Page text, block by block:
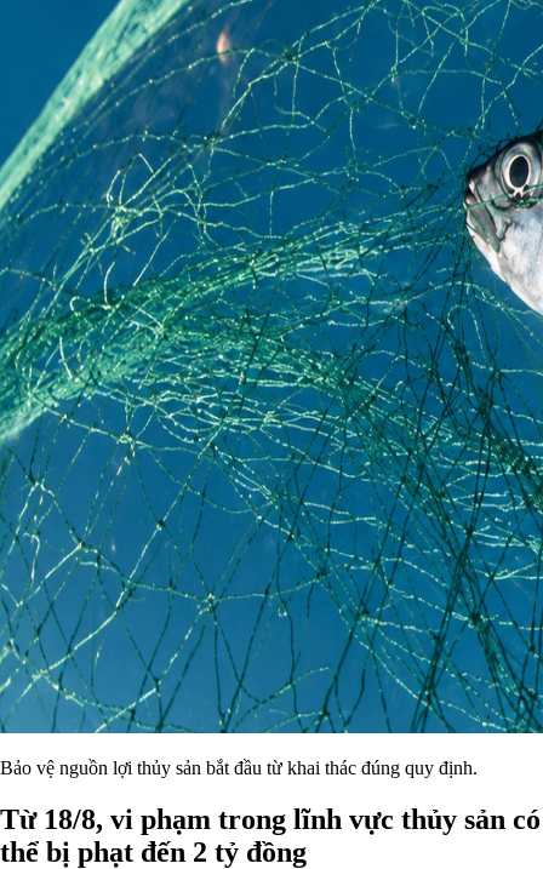
Bảo vệ nguồn lợi thủy sản bắt đầu từ khai thác đúng quy định.
Từ 18/8, vi phạm trong lĩnh vực thủy sản có
thể bị phạt đến 2 tỷ đồng